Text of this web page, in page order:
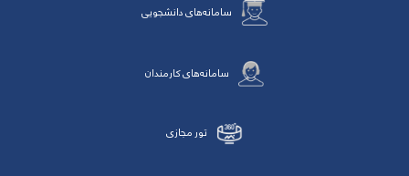
سامانه‌های دانشجویی
سامانه‌های کارمندان
تور مجازی